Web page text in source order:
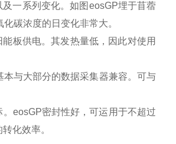
及一系列变化。如图 eosGP埋于苜蓿
碳浓度的日变化非常大。
能板供电。其发热量低，因此对使用
与大部分的数据采集器兼容。可与
eosGP密封性好，可运用于不超过
化效率。